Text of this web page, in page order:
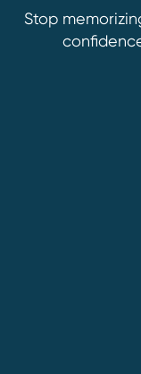
Stop